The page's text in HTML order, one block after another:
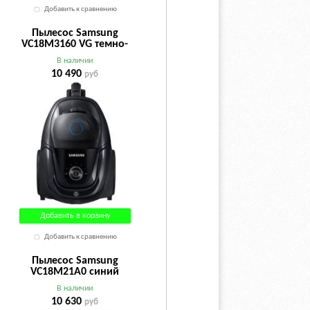
Добавить к сравнению
Пылесос Samsung
VC18M3160 VG темно-
серый
В наличии
10 490 руб
Добавить в корзину
Добавить к сравнению
Пылесос Samsung
VC18M21A0 синий
В наличии
10 630 руб